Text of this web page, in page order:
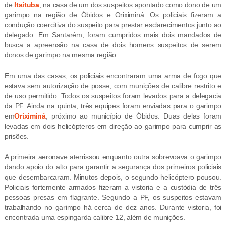
de Itaituba, na casa de um dos suspeitos apontado como dono de um
garimpo na região de Óbidos e Oriximiná. Os policiais fizeram a
condução coercitiva do suspeito para prestar esclarecimentos junto ao
delegado. Em Santarém, foram cumpridos mais dois mandados de
busca a apreensão na casa de dois homens suspeitos de serem
donos de garimpo na mesma região.
Em uma das casas, os policiais encontraram uma arma de fogo que
estava sem autorização de posse, com munições de calibre restrito e
de uso permitido. Todos os suspeitos foram levados para a delegacia
da PF. Ainda na quinta, três equipes foram enviadas para o garimpo
emOriximiná, próximo ao município de Óbidos. Duas delas foram
levadas em dois helicópteros em direção ao garimpo para cumprir as
prisões.
A primeira aeronave aterrissou enquanto outra sobrevoava o garimpo
dando apoio do alto para garantir a segurança dos primeiros policiais
que desembarcaram. Minutos depois, o segundo helicóptero pousou.
Policiais fortemente armados fizeram a vistoria e a custódia de três
pessoas presas em flagrante. Segundo a PF, os suspeitos estavam
trabalhando no garimpo há cerca de dez anos. Durante vistoria, foi
encontrada uma espingarda calibre 12, além de munições.